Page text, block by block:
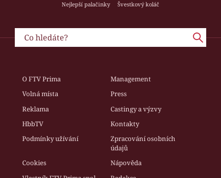
Nejlepší palačinky
Švestkový koláč
O FTV Prima
Management
Volná místa
Press
Reklama
Castingy a výzvy
HbbTV
Kontakty
Podmínky užívání
Zpracování osobních
údajů
Cookies
Nápověda